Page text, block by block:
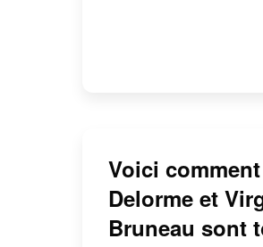
Voici
Delorme et
Bruneau sont